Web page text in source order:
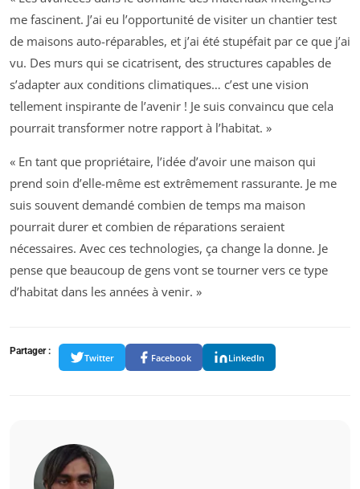
me fascinent. J’ai eu l’opportunité de visiter un chantier test
de maisons auto-réparables, et j’ai été stupéfait par ce que j’ai
vu. Des murs qui se cicatrisent, des structures capables de
s’adapter aux conditions climatiques… c’est une vision
tellement inspirante de l’avenir ! Je suis convaincu que cela
pourrait transformer notre rapport à l’habitat. »
« En tant que propriétaire, l’idée d’avoir une maison qui
prend soin d’elle-même est extrêmement rassurante. Je me
suis souvent demandé combien de temps ma maison
pourrait durer et combien de réparations seraient
nécessaires. Avec ces technologies, ça change la donne. Je
pense que beaucoup de gens vont se tourner vers ce type
d’habitat dans les années à venir. »
Partager :
Twitter Facebook LinkedIn